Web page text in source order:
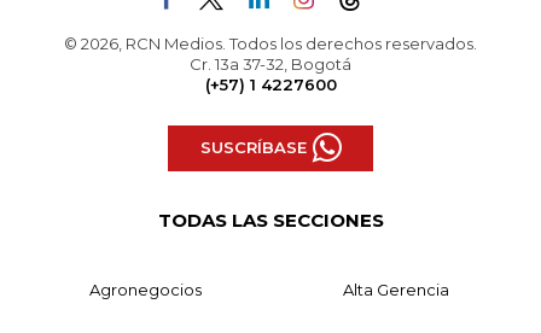
© 2026, RCN Medios. Todos los derechos reservados.
Cr. 13a 37-32, Bogotá
(+57) 1 4227600
SUSCRÍBASE
TODAS LAS SECCIONES
Agronegocios Alta Gerencia